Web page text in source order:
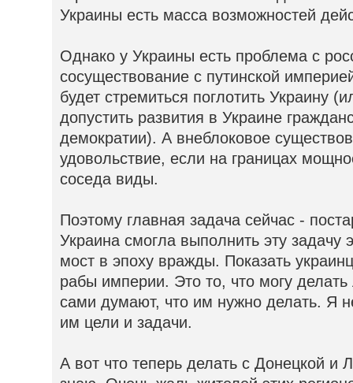
Украины есть масса возможностей
Однако у Украины есть проблема с
сосуществование с путинской
будет стремиться поглотить Украину
допустить развития в Украине
демократии). А внеблоковое
удовольствие, если на границах
соседа виды.
Поэтому главная задача сейчас -
Украина смогла выполнить эту задачу
мост в эпоху вражды. Показать
рабы империи. Это то, что могу
сами думают, что им нужно делать. Я
им цели и задачи.
А вот что теперь делать с Донецкой и